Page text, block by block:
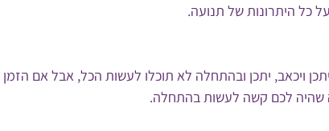
כל היתרונות של תנועה.
ויכאב, יתכן ובהתחלה לא תוכלו לעשות הכל, אבל אם
שהיה לכם קשה לעשות בהתחלה.